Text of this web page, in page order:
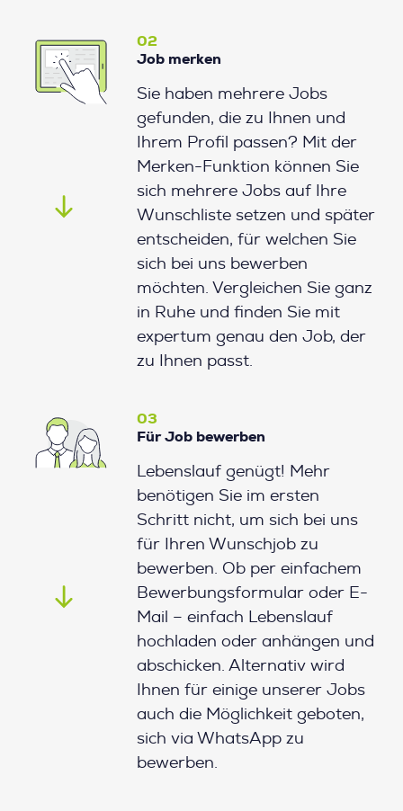
02
Job merken
Sie haben mehrere Jobs
gefunden, die zu Ihnen und
Ihrem Profil passen? Mit der
Merken-Funktion können Sie
sich mehrere Jobs auf Ihre
Wunschliste setzen und später
entscheiden, für welchen Sie
sich bei uns bewerben
möchten. Vergleichen Sie ganz
in Ruhe und finden Sie mit
expertum genau den Job, der
zu Ihnen passt.
03
Für Job bewerben
Lebenslauf genügt! Mehr
benötigen Sie im ersten
Schritt nicht, um sich bei uns
für Ihren Wunschjob zu
bewerben. Ob per einfachem
Bewerbungsformular oder E-
Mail – einfach Lebenslauf
hochladen oder anhängen und
abschicken. Alternativ wird
Ihnen für einige unserer Jobs
auch die Möglichkeit geboten,
sich via WhatsApp zu
bewerben.